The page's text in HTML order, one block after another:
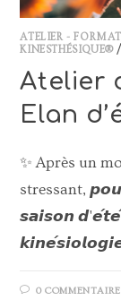
ATELIER -
KINESTHÉSIQUE®/
Atelier
Elan
✨ Après un
stressant,
𝙨𝙖𝙞𝙨𝙤𝙣
0 COMMENTAIRE